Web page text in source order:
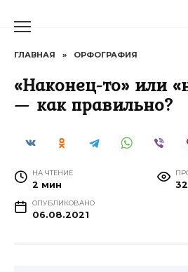
ГЛАВНАЯ » ОРФОГРАФИЯ
«Наконец-то» или
— как правильно?
НА ЧТЕНИЕ
2 мин
ОПУБЛИКОВАНО
06.08.2021